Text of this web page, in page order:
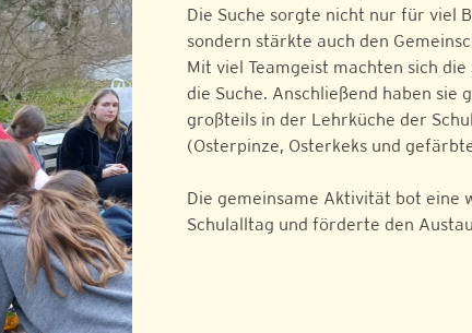
Die Suche sorgte nicht nur für viel
sondern stärkte auch den
Mit viel Teamgeist machten sich
die Suche. Anschließend haben sie
großteils in der Lehrküche der
(Osterpinze, Osterkeks und
Die gemeinsame Aktivität bot eine
Schulalltag und förderte den